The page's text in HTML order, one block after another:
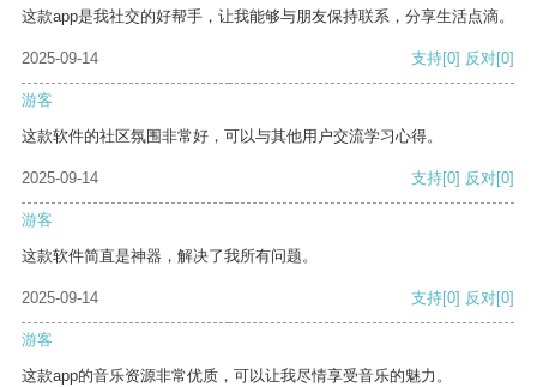
这款app是我社交的好帮手，让我能够与朋友保持联系，分享生活点滴。
2025-09-14 支持[0] 反对[0]
游客
这款软件的社区氛围非常好，可以与其他用户交流学习心得。
2025-09-14 支持[0] 反对[0]
游客
这款软件简直是神器，解决了我所有问题。
2025-09-14 支持[0] 反对[0]
游客
这款app的音乐资源非常优质，可以让我尽情享受音乐的魅力。